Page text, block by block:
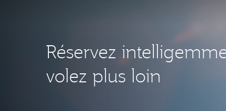
Réservez
volez plus loin